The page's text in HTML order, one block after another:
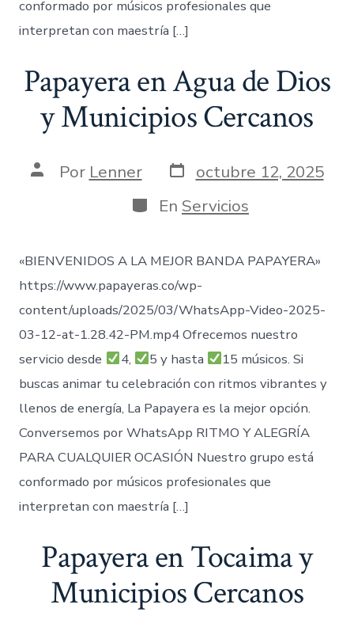
conformado por músicos profesionales que
interpretan con maestría […]
Papayera en Agua de Dios
y Municipios Cercanos
AutorPor Lenner Fecha
de
publicación
octubre 12, 2025
Categorías
En Servicios
«BIENVENIDOS A LA MEJOR BANDA PAPAYERA»
https://www.papayeras.co/wp-
content/uploads/2025/03/WhatsApp-Video-2025-
03-12-at-1.28.42-PM.mp4 Ofrecemos nuestro
servicio desde
4, 5 y hasta
15 músicos. Si
buscas animar tu celebración con ritmos vibrantes y
llenos de energía, La Papayera es la mejor opción.
Conversemos por WhatsApp RITMO Y ALEGRÍA
PARA CUALQUIER OCASIÓN Nuestro grupo está
conformado por músicos profesionales que
interpretan con maestría […]
Papayera en Tocaima y
Municipios Cercanos